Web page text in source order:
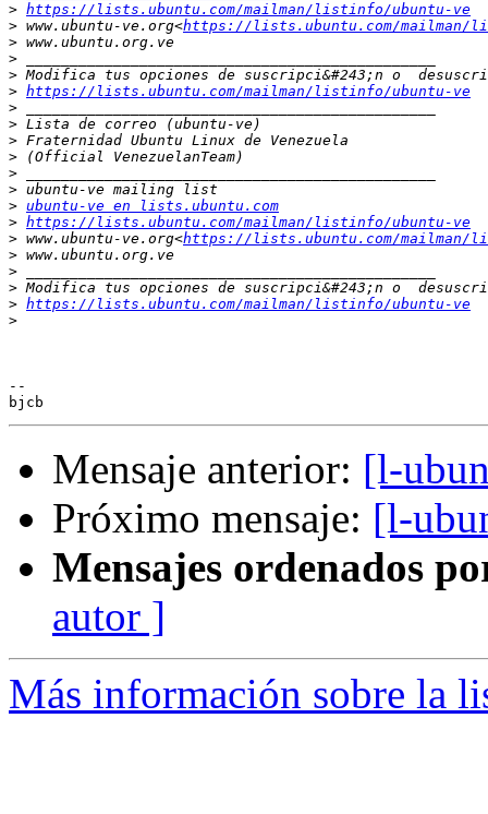
> https://lists.ubuntu.com/mailman/listinfo/ubuntu-ve
> www.ubuntu-ve.org<https://lists.ubuntu.com/mailman/
>
>
>
> https://lists.ubuntu.com/mailman/listinfo/ubuntu-ve
>
>
>
>
>
>
> ubuntu-ve en lists.ubuntu.com
> https://lists.ubuntu.com/mailman/listinfo/ubuntu-ve
> www.ubuntu-ve.org<https://lists.ubuntu.com/mailman/
>
>
>
> https://lists.ubuntu.com/mailman/listinfo/ubuntu-ve
>
--
Mensaje anterior: [l-
Próximo mensaje: [l-
Mensajes ordenados
autor ]
Más información sobre la